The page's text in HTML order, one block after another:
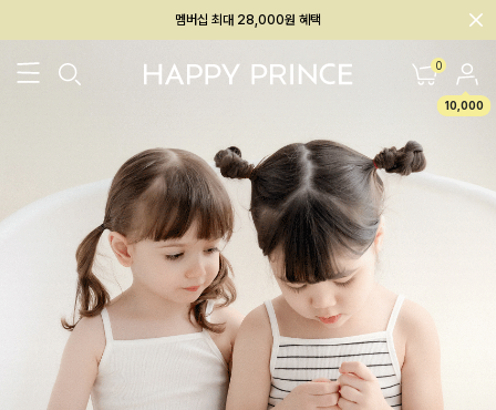
회원전용 아울렛, 가입하면 ~60% 할인!
0
10,000